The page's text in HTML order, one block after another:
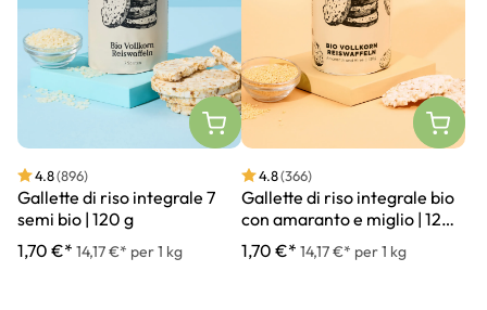
4.8(896)
Gallette di riso integrale 7
semi bio | 120 g
1,70 €* 14,17 €* per 1 kg
4.8(366)
Gallette di riso integrale bio
con amaranto e miglio | 120
g
1,70 €* 14,17 €* per 1 kg